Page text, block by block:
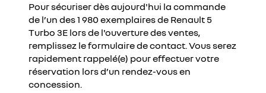
Pour sécuriser dès aujourd'hui la commande
de l’un des 1 980 exemplaires de Renault 5
Turbo 3E lors de l'ouverture des ventes,
remplissez le formulaire de contact. Vous serez
rapidement rappelé(e) pour effectuer votre
réservation lors d’un rendez-vous en
concession.